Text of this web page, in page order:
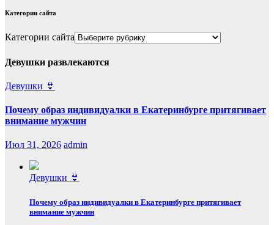
Категории сайта
Категории сайта
Девушки развлекаются
Девушки 👙
Почему образ индивидуалки в Екатеринбурге притягивает
внимание мужчин
Июл 31, 2026 admin
Девушки 👙
Почему образ индивидуалки в Екатеринбурге притягивает
внимание мужчин